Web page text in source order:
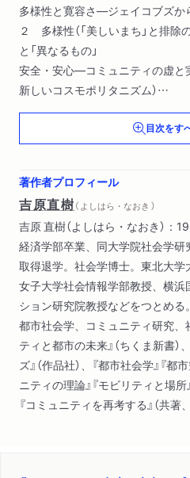
多様性と寛容さ―ジェイコブズか
２ 多様性（「美しいまち」と排
と「異なるもの」
安全・安心―コミュニティの虚と
新しいコスモポリタニズム）
３ ボーダーとボーダーレス（サ
弱さと向き合うコミュニティ）
目次をす
著作者プロフィール
吉原直樹（ よしはら・なおき ）
吉原 直樹（よしはら・なおき）：
経済学部卒業、同大学院社会学
取得退学。社会学博士。東北大
女子大学社会情報学部教授、横
ション研究院教授などをつとめ
都市社会学、コミュニティ研究、
ティと都市の未来』（ちくま新書
ズ』（作品社）、『都市社会学』『
ニティの理論』『モビリティと場所
『コミュニティを再考する』（共著